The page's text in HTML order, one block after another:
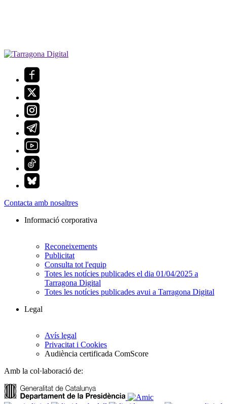
Contacta amb nosaltres
Informació corporativa
Reconeixements
Publicitat
Consulta tot l'equip
Totes les notícies publicades el dia 01/04/2025 a
Tarragona Digital
Totes les notícies publicades avui a Tarragona Digital
Legal
Avís legal
Privacitat i Cookies
Audiència certificada ComScore
Amb la col·laboració de: